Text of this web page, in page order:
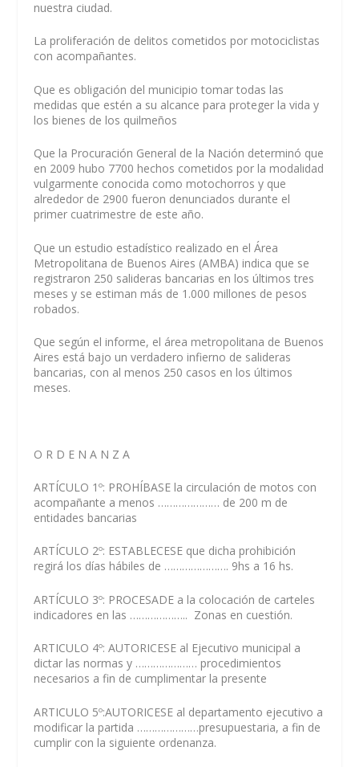
nuestra ciudad.
La proliferación de delitos cometidos por motociclistas
con acompañantes.
Que es obligación del municipio tomar todas las
medidas que estén a su alcance para proteger la vida y
los bienes de los quilmeños
Que la Procuración General de la Nación determinó que
en 2009 hubo 7700 hechos cometidos por la modalidad
vulgarmente conocida como motochorros y que
alrededor de 2900 fueron denunciados durante el
primer cuatrimestre de este año.
Que un estudio estadístico realizado en el Área
Metropolitana de Buenos Aires (AMBA) indica que se
registraron 250 salideras bancarias en los últimos tres
meses y se estiman más de 1.000 millones de pesos
robados.
Que según el informe, el área metropolitana de Buenos
Aires está bajo un verdadero infierno de salideras
bancarias, con al menos 250 casos en los últimos
meses.
O R D E N A N Z A
ARTÍCULO 1º: PROHÍBASE la circulación de motos con
acompañante a menos ………………… de 200 m de
entidades bancarias
ARTÍCULO 2º: ESTABLECESE que dicha prohibición
regirá los días hábiles de …………………. 9hs a 16 hs.
ARTÍCULO 3º: PROCESADE a la colocación de carteles
indicadores en las ……………….. Zonas en cuestión.
ARTICULO 4º: AUTORICESE al Ejecutivo municipal a
dictar las normas y ………………… procedimientos
necesarios a fin de cumplimentar la presente
ARTICULO 5º:AUTORICESE al departamento ejecutivo a
modificar la partida …………………presupuestaria, a fin de
cumplir con la siguiente ordenanza.